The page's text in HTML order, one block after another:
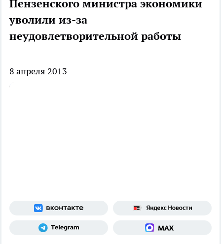
Пензенского министра экономики
уволили из-за
неудовлетворительной работы
8 апреля 2013